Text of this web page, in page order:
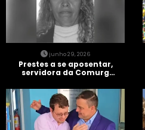
junho 29, 2026
Prestes a se aposentar,
servidora da Comurg
entra em protocolo de
morte encefálica